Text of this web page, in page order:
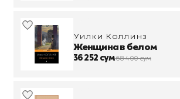
Уилки Коллинз
Женщина в белом
36 252 сум68 400 сум